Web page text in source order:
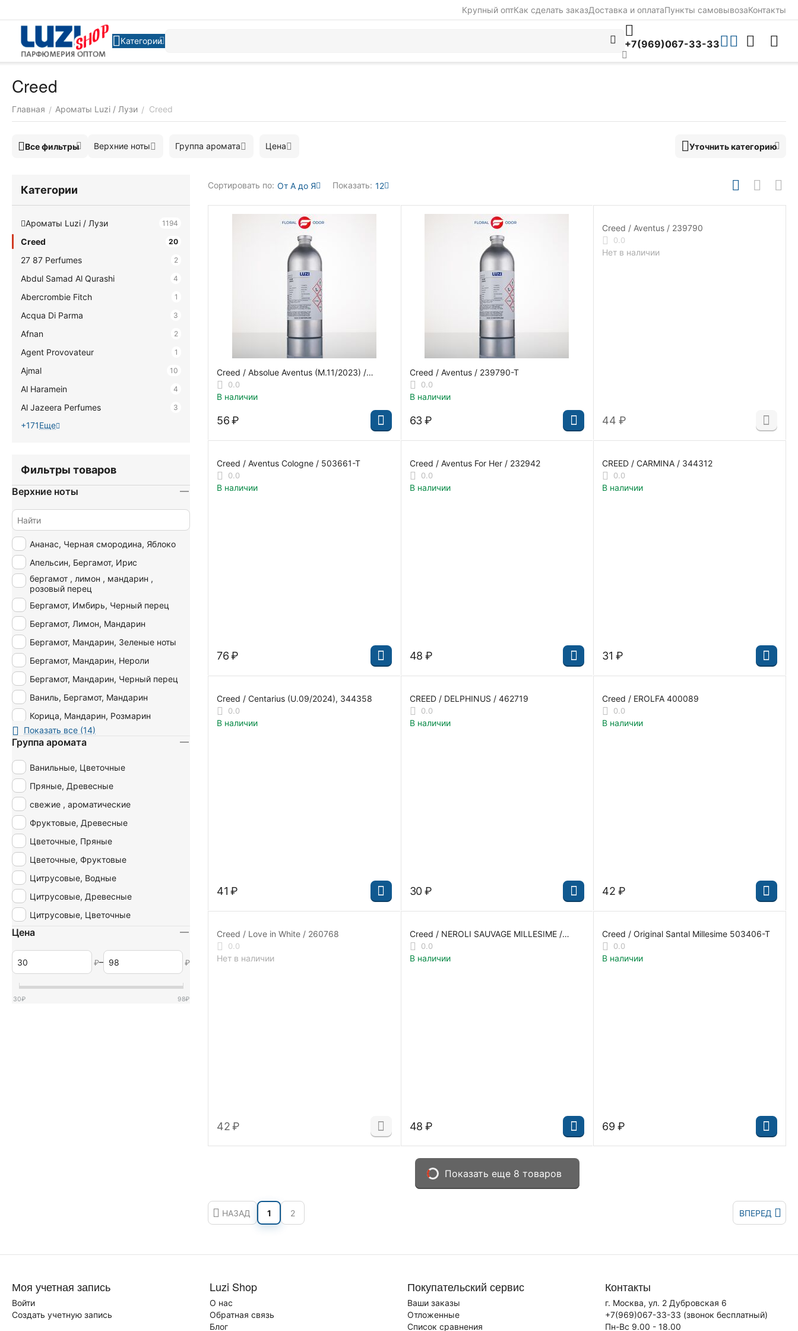
Крупный оптКак сделать заказДоставка и оплатаПункты самовывозаКонтакты
Категории +7(969)067-33-33
Creed
Главная / Ароматы Luzi / Лузи / Creed
Все фильтры Верхние ноты Группа аромата Цена Уточнить категорию
Сортировать по: От А до Я Показать: 12
Creed / Absolue Aventus (M.11/2023) /
234160-T
0.0
В наличии
‍56‍ ₽
Creed / Aventus / 239790-T
0.0
В наличии
‍63‍₽
Creed / Aventus / 239790
0.0
Нет в наличии
‍44‍ ₽
Creed / Aventus Cologne / 503661-T
0.0
В наличии
‍76‍ ₽
Creed / Aventus For Her / 232942
0.0
В наличии
‍48‍ ₽
CREED / CARMINA / 344312
0.0
В наличии
‍31‍ ₽
Creed / Centarius (U.09/2024), 344358
0.0
В наличии
‍41‍ ₽
CREED / DELPHINUS / 462719
0.0
В наличии
‍30‍₽
Creed / EROLFA 400089
0.0
В наличии
‍42‍ ₽
Creed / Love in White / 260768
0.0
Нет в наличии
‍42‍ ₽
Creed / NEROLI SAUVAGE MILLESIME /
461254-T
0.0
В наличии
‍48‍ ₽
Creed / Original Santal Millesime 503406-T
0.0
В наличии
‍69‍ ₽
Показать еще 8 товаров
НАЗАД 1 2 ВПЕРЕД
Категории
Ароматы Luzi / Лузи 1194
Creed 20
27 87 Perfumes 2
Abdul Samad Al Qurashi 4
Abercrombie Fitch 1
Acqua Di Parma 3
Afnan 2
Agent Provovateur 1
Ajmal 10
Al Haramein 4
Al Jazeera Perfumes 3
+171Еще
Фильтры товаров
Верхние ноты
Ананас, Черная смородина, Яблоко
Апельсин, Бергамот, Ирис
бергамот , лимон , мандарин ,
розовый перец
Бергамот, Имбирь, Черный перец
Бергамот, Лимон, Мандарин
Бергамот, Мандарин, Зеленые ноты
Бергамот, Мандарин, Нероли
Бергамот, Мандарин, Черный перец
Ваниль, Бергамот, Мандарин
Корица, Мандарин, Розмарин
Лайм, Бергамот, Мандарин
Яблоко, Персик, Бергамот
Яблоко, Фиалка, Береза
Показать все (14)
Группа аромата
Ванильные, Цветочные
Пряные, Древесные
свежие , ароматические
Фруктовые, Древесные
Цветочные, Пряные
Цветочные, Фруктовые
Цитрусовые, Водные
Цитрусовые, Древесные
Цитрусовые, Цветочные
Цена
₽– ₽
30₽ 98₽
Моя учетная запись
Войти
Создать учетную запись
Luzi Shop
О нас
Обратная связь
Блог
Покупательский сервис
Ваши заказы
Отложенные
Список сравнения
Контакты
г. Москва, ул. 2 Дубровская 6
+7(969)067-33-33 (звонок бесплатный)
Пн-Вс 9.00 - 18.00